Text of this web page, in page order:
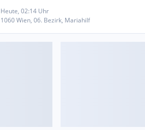
Heute, 02:14 Uhr
1060 Wien, 06. Bezirk, Mariahilf